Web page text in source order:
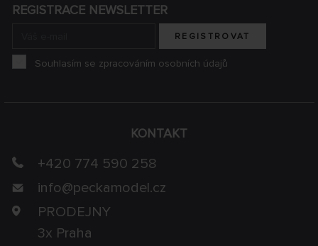
KONTAKT
+420 774 590 258
info@peckamodel.cz
PRODEJNY
3x Praha
REGISTRACE NEWSLETTER
REGISTROVAT
Souhlasím se zpracováním osobních údajů